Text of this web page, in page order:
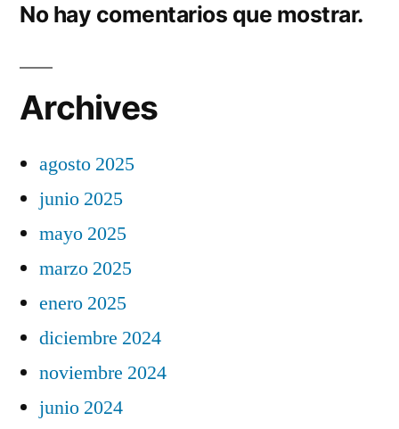
No hay comentarios que mostrar.
Archives
agosto 2025
junio 2025
mayo 2025
marzo 2025
enero 2025
diciembre 2024
noviembre 2024
junio 2024